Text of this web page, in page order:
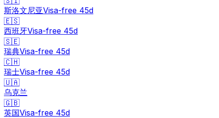
斯洛文尼亚Visa-free 45d
🇪🇸
西班牙Visa-free 45d
🇸🇪
瑞典Visa-free 45d
🇨🇭
瑞士Visa-free 45d
🇺🇦
乌克兰
🇬🇧
英国Visa-free 45d